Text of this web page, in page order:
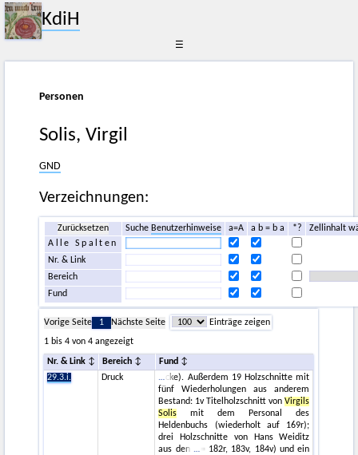
KdiH
☰
Personen
Solis, Virgil
GND
Verzeichnungen:
Zurücksetzen Suche Benutzerhinweise a=A a b = b a *?
Zellinhalt
Alle Spalten
Nr. & Link
Bereich
Fund
Vorige Seite 1 Nächste Seite
Einträge zeigen
1 bis 4 von 4 angezeigt
Nr. & Link Bereich
Fund
29.3.i.
Druck
cke). Außerdem 19 Holzschnitte mit
fünf Wiederholungen aus anderem
Bestand: 1v Titelholzschnitt vonVirgils
Solis mit dem Personal des
Heldenbuchs (wiederholt auf 169r);
drei Holzschnitte von Hans Weiditz
aus den
= 182r, 183v, 184v) und ein